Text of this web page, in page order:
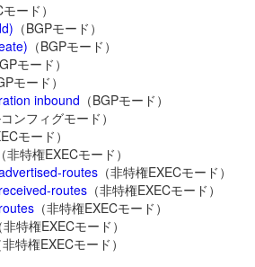
ード）
（BGPモード）
（BGPモード）
モード）
モード）
inbound （BGPモード）
ンフィグモード）
モード）
（非特権EXECモード）
routes （非特権EXECモード）
routes （非特権EXECモード）
（非特権EXECモード）
（非特権EXECモード）
非特権EXECモード）